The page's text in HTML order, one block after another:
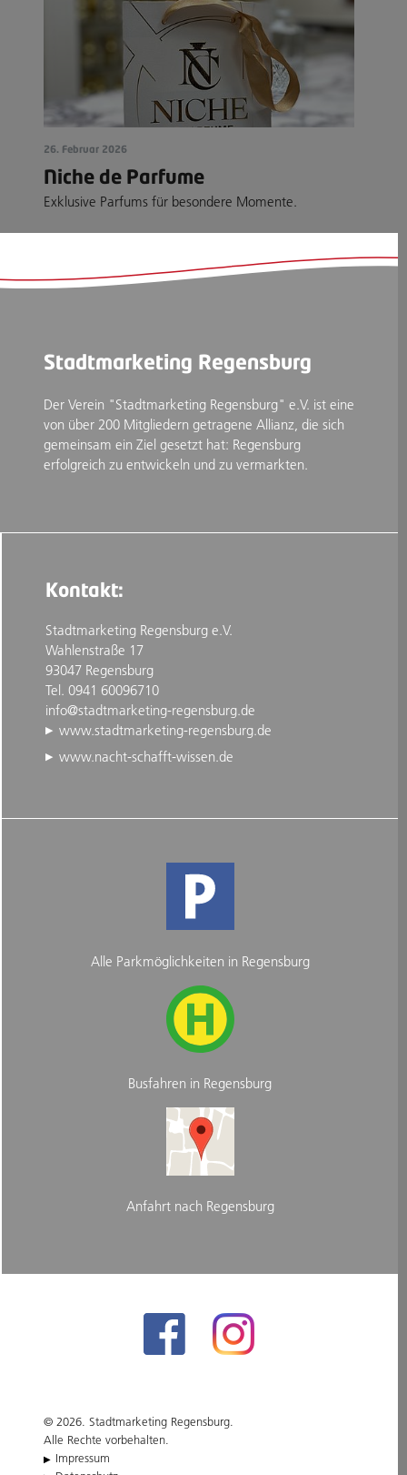
26. Februar 2026
Niche de Parfume
Exklusive Parfums für besondere Momente.
Stadtmarketing Regensburg
Der Verein "Stadtmarketing Regensburg" e.V. ist eine
von über 200 Mitgliedern getragene Allianz, die sich
gemeinsam ein Ziel gesetzt hat: Regensburg
erfolgreich zu entwickeln und zu vermarkten.
Kontakt:
Stadtmarketing Regensburg e.V.
Wahlenstraße 17
93047 Regensburg
Tel. 0941 60096710
info@stadtmarketing-regensburg.de
www.stadtmarketing-regensburg.de
www.nacht-schafft-wissen.de
Alle Parkmöglichkeiten in Regensburg
Busfahren in Regensburg
Anfahrt nach Regensburg
© 2026. Stadtmarketing Regensburg.
Alle Rechte vorbehalten.
Impressum